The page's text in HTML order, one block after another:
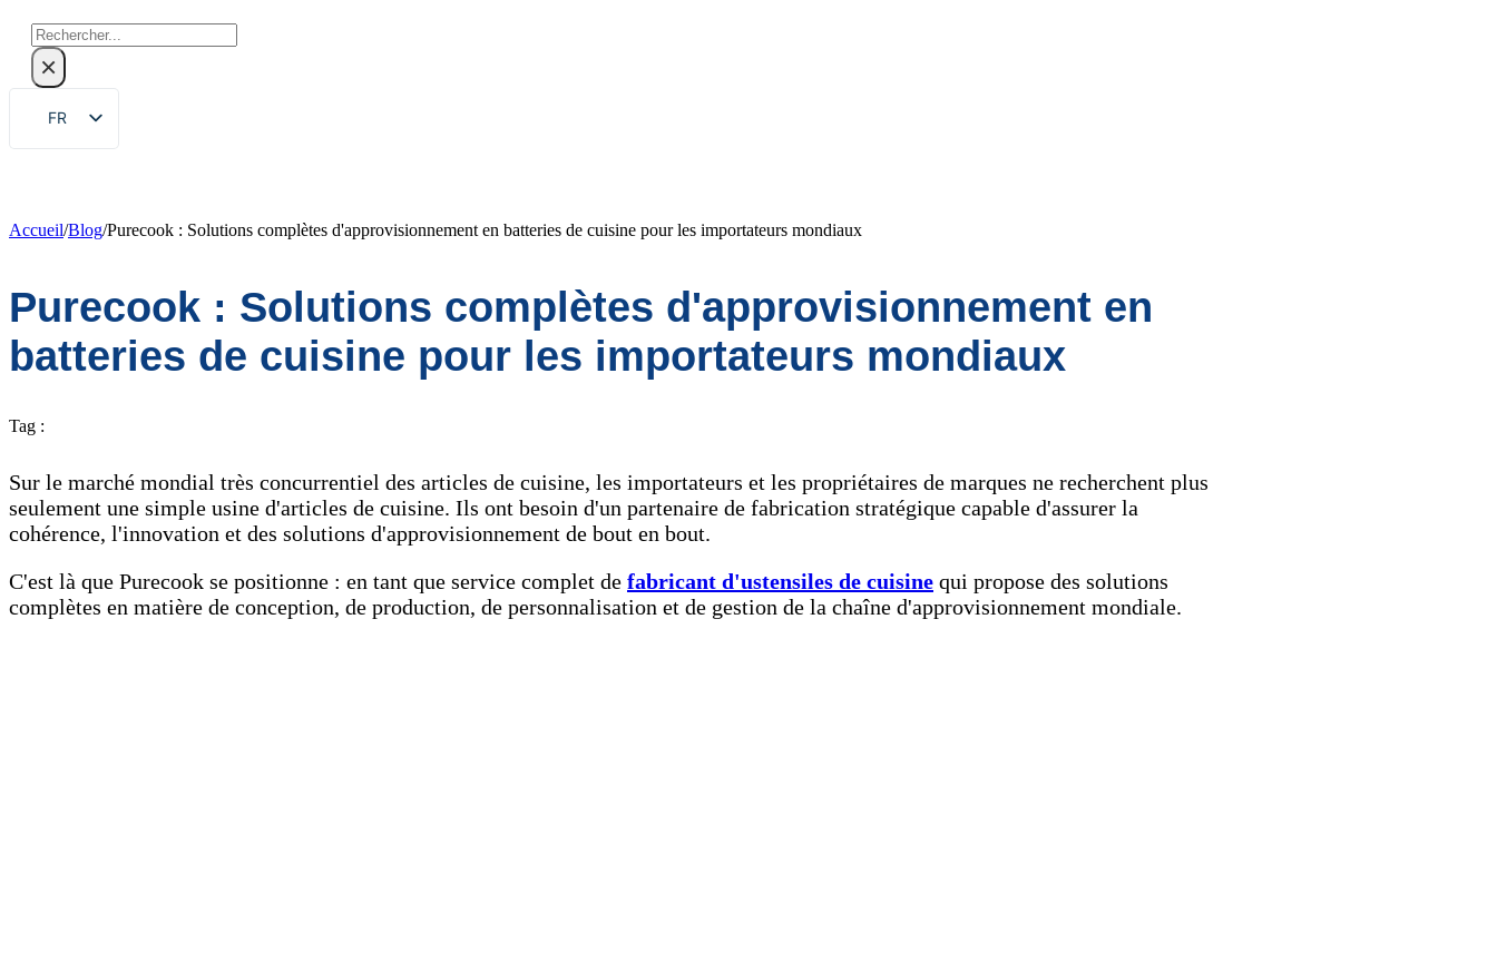
Rechercher
×
FR
EN
DE
ES
PT
AR
Accueil/Blog/Purecook : Solutions complètes d'approvisionnement en batteries de cuisine pour les importateurs mondiaux
Purecook : Solutions complètes d'approvisionnement en
batteries de cuisine pour les importateurs mondiaux
Tag :
Sur le marché mondial très concurrentiel des articles de cuisine, les importateurs et les propriétaires de marques ne recherchent plus
seulement une simple usine d'articles de cuisine. Ils ont besoin d'un partenaire de fabrication stratégique capable d'assurer la
cohérence, l'innovation et des solutions d'approvisionnement de bout en bout.
C'est là que Purecook se positionne : en tant que service complet de fabricant d'ustensiles de cuisine qui propose des solutions
complètes en matière de conception, de production, de personnalisation et de gestion de la chaîne d'approvisionnement mondiale.